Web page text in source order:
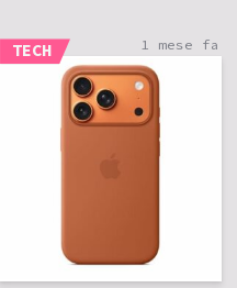
TECH 1 mese fa